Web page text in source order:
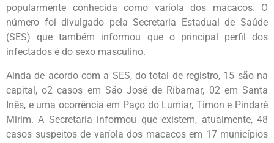
popularmente conhecida como varíola dos macacos. O
número foi divulgado pela Secretaria Estadual de Saúde
(SES) que também informou que o principal perfil dos
infectados é do sexo masculino.
Ainda de acordo com a SES, do total de registro, 15 são na
capital, o2 casos em São José de Ribamar, 02 em Santa
Inês, e uma ocorrência em Paço do Lumiar, Timon e Pindaré
Mirim. A Secretaria informou que existem, atualmente, 48
casos suspeitos de varíola dos macacos em 17 municípios